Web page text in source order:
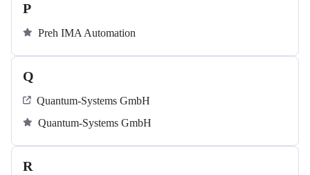
P
Preh IMA Automation
Q
Quantum-Systems GmbH
Quantum-Systems GmbH
R